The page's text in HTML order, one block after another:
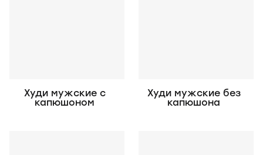
Худи мужские с
капюшоном
Худи мужские без
капюшона